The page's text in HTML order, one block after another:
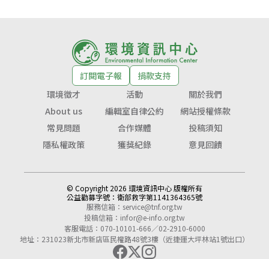
訂閱電子報
捐款支持
環境徵才
活動
關於我們
About us
編輯室自律公約
網站授權條款
常見問題
合作媒體
投稿須知
隱私權政策
獲獎紀錄 意見回饋
© Copyright 2026 環境資訊中心 版權所有
公益勸募字號： 衛部救字第1141364365號
服務信箱： service@tnf.org.tw
投稿信箱： infor@e-info.org.tw
客服電話：070-10101-666／02-2910-6000
地址：231023新北市新店區民權路48號3樓（近捷運大坪林站1號出口）